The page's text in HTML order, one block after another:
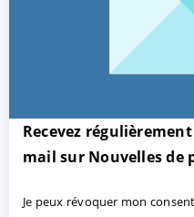
Recevez
mail sur Nouvelles de
Je peux révoquer mon
Mentions légales